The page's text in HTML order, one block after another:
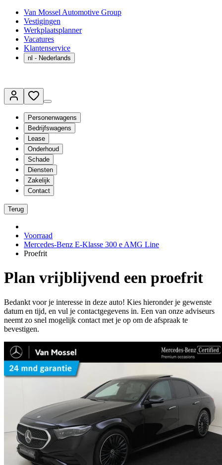
Van Mossel Automotive Group
Vestigingen
Werkplaatsplanner
Vacatures
Klantenservice
nl - Nederlands
Personenwagens
Bedrijfswagens
Lease
Onderhoud
Schade
Diensten
Zakelijk
Contact
Terug
Voorraad
Mercedes-Benz E-Klasse 300 e AMG Line
Proefrit
Plan vrijblijvend een proefrit
Bedankt voor je interesse in deze auto! Kies hieronder je gewenste
datum en tijd, en vul je contactgegevens in. Een van onze adviseurs
neemt zo snel mogelijk contact met je op om de afspraak te
bevestigen.